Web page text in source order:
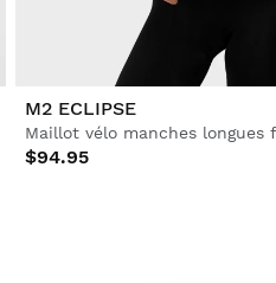
M2 ECLIPSE
Maillot vélo manches longues
$94.95